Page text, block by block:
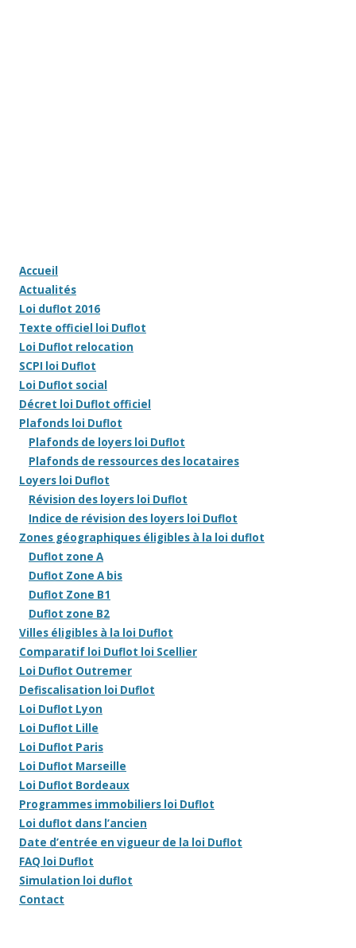
Accueil
Actualités
Loi duflot 2016
Texte officiel loi Duflot
Loi Duflot relocation
SCPI loi Duflot
Loi Duflot social
Décret loi Duflot officiel
Plafonds loi Duflot
Plafonds de loyers loi Duflot
Plafonds de ressources des locataires
Loyers loi Duflot
Révision des loyers loi Duflot
Indice de révision des loyers loi Duflot
Zones géographiques éligibles à la loi duflot
Duflot zone A
Duflot Zone A bis
Duflot Zone B1
Duflot zone B2
Villes éligibles à la loi Duflot
Comparatif loi Duflot loi Scellier
Loi Duflot Outremer
Defiscalisation loi Duflot
Loi Duflot Lyon
Loi Duflot Lille
Loi Duflot Paris
Loi Duflot Marseille
Loi Duflot Bordeaux
Programmes immobiliers loi Duflot
Loi duflot dans l’ancien
Date d’entrée en vigueur de la loi Duflot
FAQ loi Duflot
Simulation loi duflot
Contact